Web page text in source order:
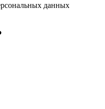
данных